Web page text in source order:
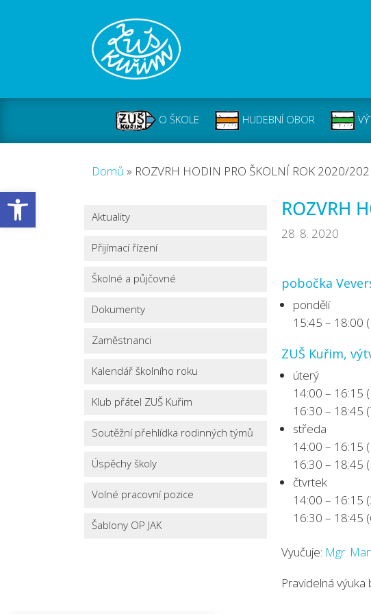
Open toolbar
O ŠKOLE HUDEBNÍ OBOR
Domů » ROZVRH HODIN PRO ŠKOLNÍ ROK 2020/
Aktuality
Přijímací řízení
Školné a půjčovné
Dokumenty
Zaměstnanci
Kalendář školního roku
Klub přátel ZUŠ Kuřim
Soutěžní přehlídka rodinných týmů
Úspěchy školy
Volné pracovní pozice
Šablony OP JAK
ROZVRH
28. 8. 2020
pobočka
pondělí
15:45 – 18:00
ZUŠ Kuřim,
úterý
14:00 – 16:15
16:30 – 18:45
středa
14:00 – 16:15
16:30 – 18:45
čtvrtek
14:00 – 16:15
16:30 – 18:45
Vyučuje: Mgr.
Pravidelná